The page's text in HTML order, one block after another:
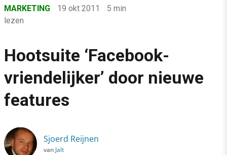
›
Marketing
›
Hootsuite ‘Facebook-vriendelijker’ door nieuwe features
MARKETING 19 okt 2011
5 min
lezen
Hootsuite ‘Facebook-
vriendelijker’ door nieuwe
features
Sjoerd Reijnen
van Jalt